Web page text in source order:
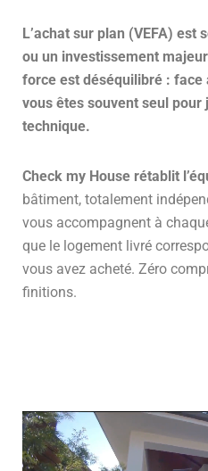
L’achat sur plan (VEFA) est
ou un investissement
force est déséquilibré : face
vous êtes souvent seul pour
technique.
Check my House rétablit
bâtiment, totalement
vous accompagnent à
que le logement livré
vous avez acheté. Zéro
finitions.